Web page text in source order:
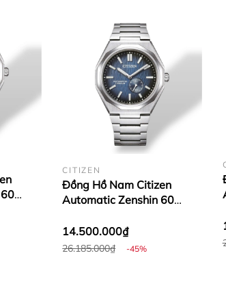
CITIZEN
Đồng Hồ Nam Citizen
Automatic Zenshin 60
58M
14.500.000₫
26.185.000₫ -45%